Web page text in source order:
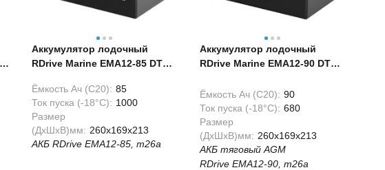
Аккумулятор лодочный
RDrive Marine EMA12-85 DT
Ёмкость Ач (С20): 85
Ток пуска (-18°С): 1000
Размер
(ДхШхВ)мм: 260x169x213
АКБ RDrive EMA12-85, m26a
Аккумулятор лодочный
RDrive Marine EMA12-90 DT
Ёмкость Ач (С20): 90
Ток пуска (-18°С): 680
Размер
(ДхШхВ)мм: 260x169x213
АКБ тяговый AGM
RDrive EMA12-90, m26a